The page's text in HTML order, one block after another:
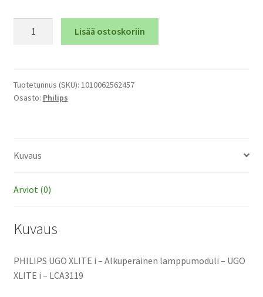
-
Alkuperäinen
Lisää ostoskoriin
Tuotetunnus (SKU): 1010062562457
Osasto: Philips
Kuvaus
Arviot (0)
Kuvaus
PHILIPS UGO XLITE i – Alkuperäinen lamppumoduli – UGO
XLITE i – LCA3119